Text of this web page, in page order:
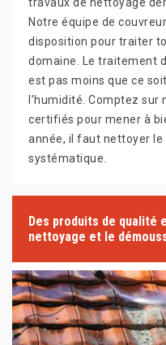
travaux de nettoyage
Notre équipe de
disposition pour traiter
domaine. Le traitement
est pas moins que ce
l’humidité. Comptez
certifiés pour mener à
année, il faut nettoyer
systématique.
Des produits de qualité
nettoyage et le